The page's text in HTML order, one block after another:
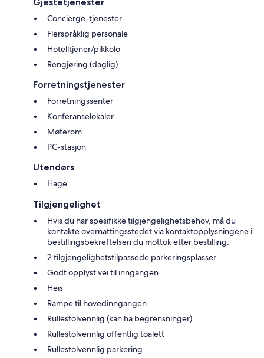
Concierge-tjenester
Flerspråklig personale
Hotelltjener/pikkolo
Rengjøring (daglig)
Forretningstjenester
Forretningssenter
Konferanselokaler
Møterom
PC-stasjon
Utendørs
Hage
Tilgjengelighet
Hvis du har spesifikke tilgjengelighetsbehov, må du
kontakte overnattingsstedet via kontaktopplysningene i
bestillingsbekreftelsen du mottok etter bestilling.
2 tilgjengelighetstilpassede parkeringsplasser
Godt opplyst vei til inngangen
Heis
Rampe til hovedinngangen
Rullestolvennlig (kan ha begrensninger)
Rullestolvennlig offentlig toalett
Rullestolvennlig parkering